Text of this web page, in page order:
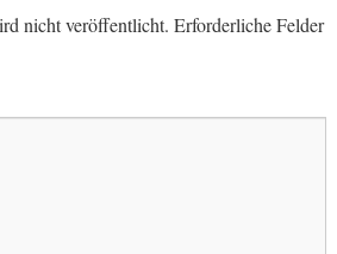
nicht veröffentlicht. Erforderliche Felder